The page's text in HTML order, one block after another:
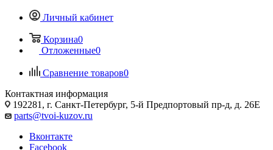
Личный кабинет
Корзина0
Отложенные0
Сравнение товаров0
Контактная информация
192281, г. Санкт-Петербург, 5-й Предпортовый пр-д, д. 26Е
parts@tvoi-kuzov.ru
Вконтакте
Facebook